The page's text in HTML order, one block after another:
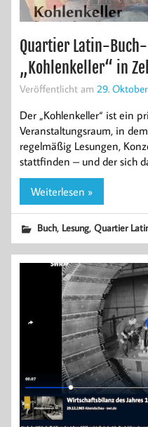
Quartier Latin-
„Kohlenkeller“ in
Veröffentlicht am 29.
Der „Kohlenkeller“ ist ein
Veranstaltungsraum, in
regelmäßig Lesungen,
stattfinden – und der sich
Weiterlesen »
Buch, Lesung,Quartier